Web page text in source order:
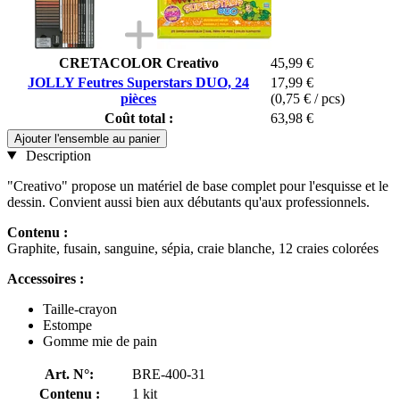
CRETACOLOR Creativo
45,99 €
JOLLY Feutres Superstars DUO, 24
pièces
17,99 €
(0,75 € / pcs)
Coût total :
63,98 €
Ajouter l'ensemble au panier
Description
"Creativo" propose un matériel de base complet pour l'esquisse et le
dessin. Convient aussi bien aux débutants qu'aux professionnels.
Contenu :
Graphite, fusain, sanguine, sépia, craie blanche, 12 craies colorées
Accessoires :
Taille-crayon
Estompe
Gomme mie de pain
Art. N°:
BRE-400-31
Contenu :
1 kit